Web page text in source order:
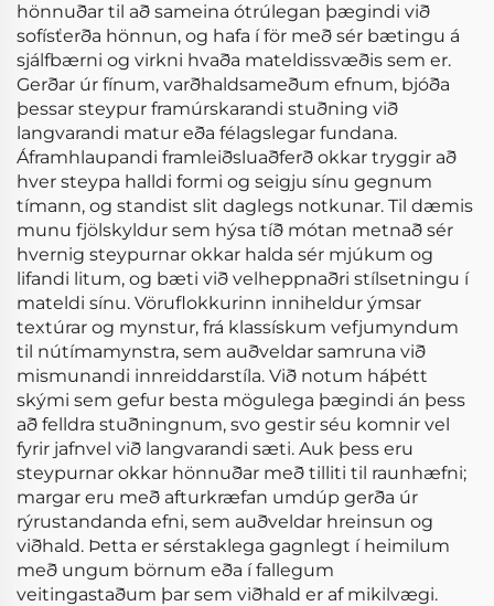
hönnuðar til að sameina ótrúlegan þægindi við
sofísťerða hönnun, og hafa í för með sér bætingu á
sjálfbærni og virkni hvaða mateldissvæðis sem er.
Gerðar úr fínum, varðhaldsameðum efnum, bjóða
þessar steypur framúrskarandi stuðning við
langvarandi matur eða félagslegar fundana.
Áframhlaupandi framleiðsluaðferð okkar tryggir að
hver steypa halldi formi og seigju sínu gegnum
tímann, og standist slit daglegs notkunar. Til dæmis
munu fjölskyldur sem hýsa tíð mótan metnað sér
hvernig steypurnar okkar halda sér mjúkum og
lifandi litum, og bæti við velheppnaðri stílsetningu í
mateldi sínu. Vöruflokkurinn inniheldur ýmsar
textúrar og mynstur, frá klassískum vefjumyndum
til nútímamynstra, sem auðveldar samruna við
mismunandi innreiddarstíla. Við notum háþétt
skými sem gefur besta mögulega þægindi án þess
að felldra stuðningnum, svo gestir séu komnir vel
fyrir jafnvel við langvarandi sæti. Auk þess eru
steypurnar okkar hönnuðar með tilliti til raunhæfni;
margar eru með afturkræfan umdúp gerða úr
rýrustandanda efni, sem auðveldar hreinsun og
viðhald. Þetta er sérstaklega gagnlegt í heimilum
með ungum börnum eða í fallegum
veitingastaðum þar sem viðhald er af mikilvægi.